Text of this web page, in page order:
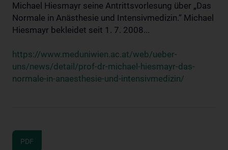
Michael Hiesmayr seine Antrittsvorlesung über „Das
Normale in Anästhesie und Intensivmedizin.“ Michael
Hiesmayr bekleidet seit 1. 7. 2008...
https://www.meduniwien.ac.at/web/ueber-
uns/news/detail/prof-dr-michael-hiesmayr-das-
normale-in-anaesthesie-und-intensivmedizin/
PDF